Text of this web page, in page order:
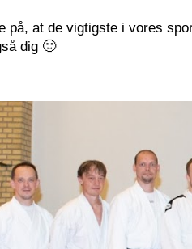
på, at de vigtigste i vores
dig 🙂